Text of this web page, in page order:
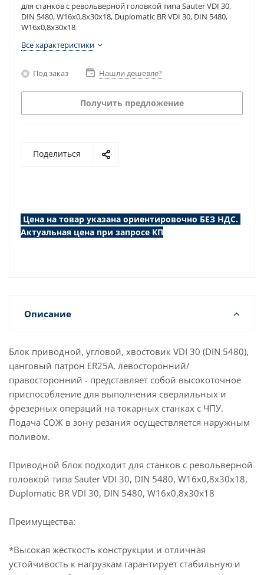
для станков с револьверной головкой типа Sauter VDI 30,
DIN 5480, W16x0,8x30x18, Duplomatic BR VDI 30, DIN 5480,
W16x0,8x30x18
Все характеристики
Под заказ Нашли дешевле?
Получить предложение
Поделиться
Цена на товар указана ориентировочно БЕЗ НДС.
Актуальная цена при запросе КП
Описание
Блок приводной, угловой, хвостовик VDI 30 (DIN 5480),
цанговый патрон ER25A, левосторонний/
правосторонний - представляет собой высокоточное
приспособление для выполнения сверлильных и
фрезерных операций на токарных станках с ЧПУ.
Подача СОЖ в зону резания осуществляется наружным
поливом.
Приводной блок подходит для станков с револьверной
головкой типа Sauter VDI 30, DIN 5480, W16x0,8x30x18,
Duplomatic BR VDI 30, DIN 5480, W16x0,8x30x18
Преимущества:
*Высокая жёсткость конструкции и отличная
устойчивость к нагрузкам гарантирует стабильную и